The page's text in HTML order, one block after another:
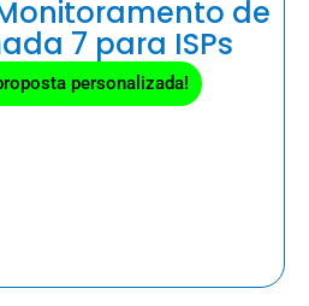
de
7 para ISPs
personalizada!